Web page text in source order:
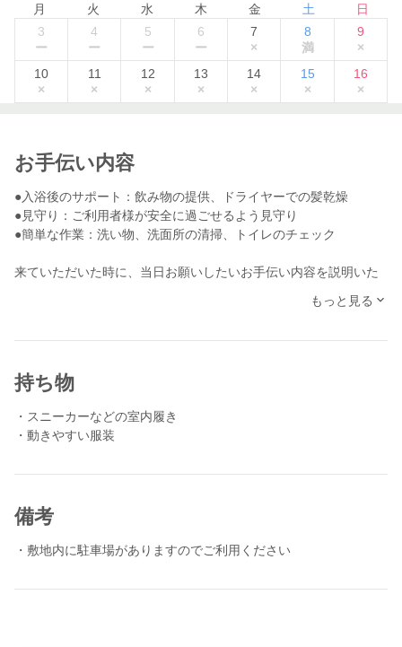
月 火 水 木 金 土
日
3
ー
4
ー
5
ー
6
ー
7
×
8
満
9
×
10
×
11
×
12
×
13
×
14
×
15
×
16
×
お手伝い内容
●入浴後のサポート：飲み物の提供、ドライヤーでの髪乾燥
●見守り：ご利用者様が安全に過ごせるよう見守り
●簡単な作業：洗い物、洗面所の清掃、トイレのチェック
来ていただいた時に、当日お願いしたいお手伝い内容を説明いた
おります！
※前日、前々日など直前の応募は返信などの対応ができない場合
もっと見る
持ち物
・スニーカーなどの室内履き
・動きやすい服装
備考
・敷地内に駐車場がありますのでご利用ください